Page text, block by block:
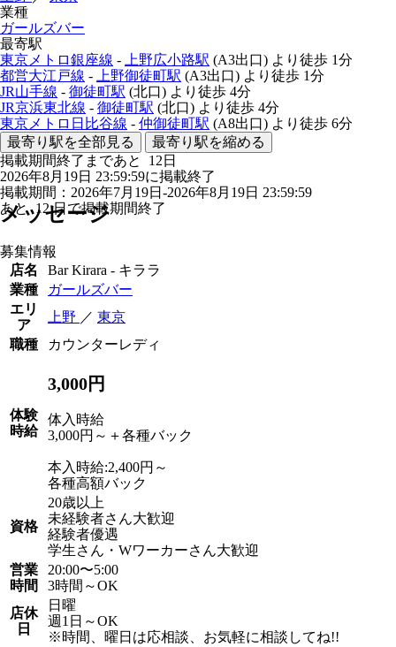
業種
ガールズバー
最寄駅
東京メトロ銀座線 - 上野広小路駅 (A3出口) より徒歩 1分
都営大江戸線 - 上野御徒町駅 (A3出口) より徒歩 1分
JR山手線 - 御徒町駅 (北口) より徒歩 4分
JR京浜東北線 - 御徒町駅 (北口) より徒歩 4分
東京メトロ日比谷線 - 仲御徒町駅 (A8出口) より徒歩 6分
最寄り駅を全部見る
最寄り駅を縮める
掲載期間終了まであと 12 日
2026年8月19日 23:59:59に掲載終了
掲載期間：2026年7月19日-2026年8月19日 23:59:59
あと12日で掲載期間終了
メッセージ
募集情報
店名
Bar Kirara - キララ
業種
ガールズバー
エリ
ア
上野 ／ 東京
職種
カウンターレディ
体験
時給
3,000円
体入時給
3,000円～＋各種バック
本入時給:2,400円～
各種高額バック
資格
20歳以上
未経験者さん大歓迎
経験者優遇
学生さん・Wワーカーさん大歓迎
営業
時間
20:00〜5:00
3時間～OK
店休
日
日曜
週1日～OK
※時間、曜日は応相談、お気軽に相談してね!!